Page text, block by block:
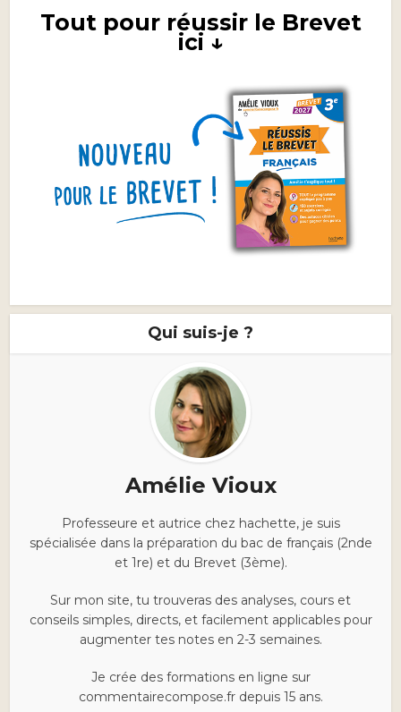
Tout pour réussir le Brevet
ici ↓
Qui suis-je ?
Amélie Vioux
Professeure et autrice chez hachette, je suis
spécialisée dans la préparation du bac de français (2nde
et 1re) et du Brevet (3ème).
Sur mon site, tu trouveras des analyses, cours et
conseils simples, directs, et facilement applicables pour
augmenter tes notes en 2-3 semaines.
Je crée des formations en ligne sur
commentairecompose.fr depuis 15 ans.